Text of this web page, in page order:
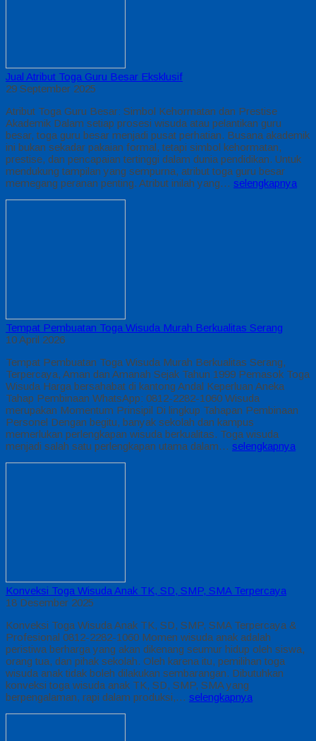
Jual Atribut Toga Guru Besar Eksklusif
29 September 2025
Atribut Toga Guru Besar: Simbol Kehormatan dan Prestise
Akademik Dalam setiap prosesi wisuda atau pelantikan guru
besar, toga guru besar menjadi pusat perhatian. Busana akademik
ini bukan sekadar pakaian formal, tetapi simbol kehormatan,
prestise, dan pencapaian tertinggi dalam dunia pendidikan. Untuk
mendukung tampilan yang sempurna, atribut toga guru besar
memegang peranan penting. Atribut inilah yang… selengkapnya
Tempat Pembuatan Toga Wisuda Murah Berkualitas Serang
10 April 2026
Tempat Pembuatan Toga Wisuda Murah Berkualitas Serang,
Terpercaya, Aman dan Amanah Sejak Tahun 1999 Pemasok Toga
Wisuda Harga bersahabat di kantong Andal Keperluan Aneka
Tahap Pembinaan WhatsApp: 0812-2282-1060 Wisuda
merupakan Momentum Prinsipil Di lingkup Tahapan Pembinaan
Personel Dengan begitu, banyak sekolah dan kampus
memerlukan perlengkapan wisuda berkualitas. Toga wisuda
menjadi salah satu perlengkapan utama dalam… selengkapnya
Konveksi Toga Wisuda Anak TK, SD, SMP, SMA Terpercaya
18 Desember 2025
Konveksi Toga Wisuda Anak TK, SD, SMP, SMA Terpercaya &
Profesional 0812-2282-1060 Momen wisuda anak adalah
peristiwa berharga yang akan dikenang seumur hidup oleh siswa,
orang tua, dan pihak sekolah. Oleh karena itu, pemilihan toga
wisuda anak tidak boleh dilakukan sembarangan. Dibutuhkan
konveksi toga wisuda anak TK, SD, SMP, SMA yang
berpengalaman, rapi dalam produksi,… selengkapnya